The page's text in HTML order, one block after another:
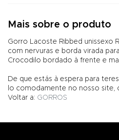
Mais sobre o produto
Gorro Lacoste Ribbed unissexo
com nervuras e borda virada
Crocodilo bordado à frente e
De que estás à espera para
lo comodamente no nosso site,
Voltar a: GORROS